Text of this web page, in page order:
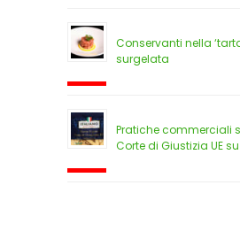
Conservanti nella
surgelata
Pratiche commerciali
Corte di Giustizia UE